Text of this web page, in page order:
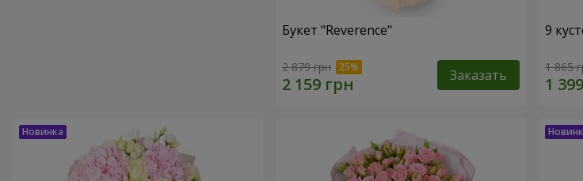
Букет "Reverence"
2 879 грн Заказать
9
1 865